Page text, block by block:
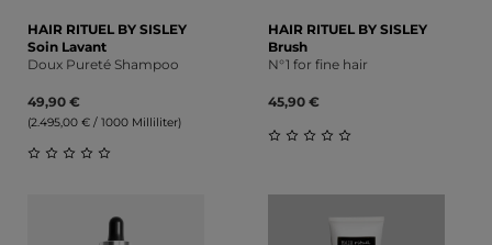
HAIR RITUEL BY SISLEY
Soin Lavant
Doux Pureté Shampoo
49,90 €
(2.495,00 € / 1000 Milliliter)
HAIR RITUEL BY SISLEY
Brush
N°1 for fine hair
45,90 €